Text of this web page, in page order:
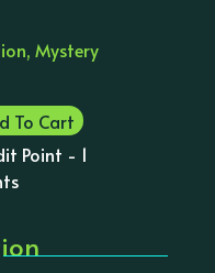
Mystery
To Cart
Point - 1